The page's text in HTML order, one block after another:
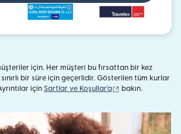
için. Her müşteri bu fırsattan bir kez
bir süre için geçerlidir. Gösterilen tüm kurlar
için Şartlar ve Koşullar'a (yeni pencerede
bakın.